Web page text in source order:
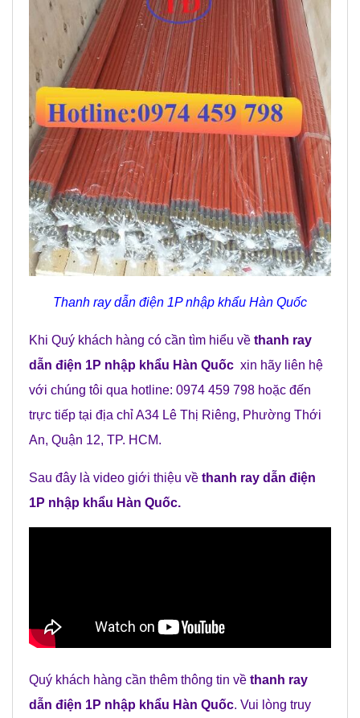
Thanh ray dẫn điện 1P nhập khẩu Hàn Quốc
Khi Quý khách hàng có cần tìm hiểu về thanh ray
dẫn điện 1P nhập khẩu Hàn Quốc xin hãy liên hệ
với chúng tôi qua hotline: 0974 459 798 hoặc đến
trực tiếp tại địa chỉ A34 Lê Thị Riêng, Phường Thới
An, Quận 12, TP. HCM.
Sau đây là video giới thiệu về thanh ray dẫn điện
1P nhập khẩu Hàn Quốc.
Quý khách hàng cần thêm thông tin về thanh ray
dẫn điện 1P nhập khẩu Hàn Quốc. Vui lòng truy